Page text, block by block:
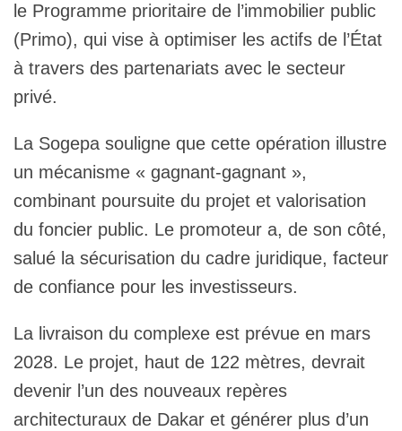
le Programme prioritaire de l’immobilier public
(Primo), qui vise à optimiser les actifs de l’État
à travers des partenariats avec le secteur
privé.
La Sogepa souligne que cette opération illustre
un mécanisme « gagnant-gagnant »,
combinant poursuite du projet et valorisation
du foncier public. Le promoteur a, de son côté,
salué la sécurisation du cadre juridique, facteur
de confiance pour les investisseurs.
La livraison du complexe est prévue en mars
2028. Le projet, haut de 122 mètres, devrait
devenir l’un des nouveaux repères
architecturaux de Dakar et générer plus d’un